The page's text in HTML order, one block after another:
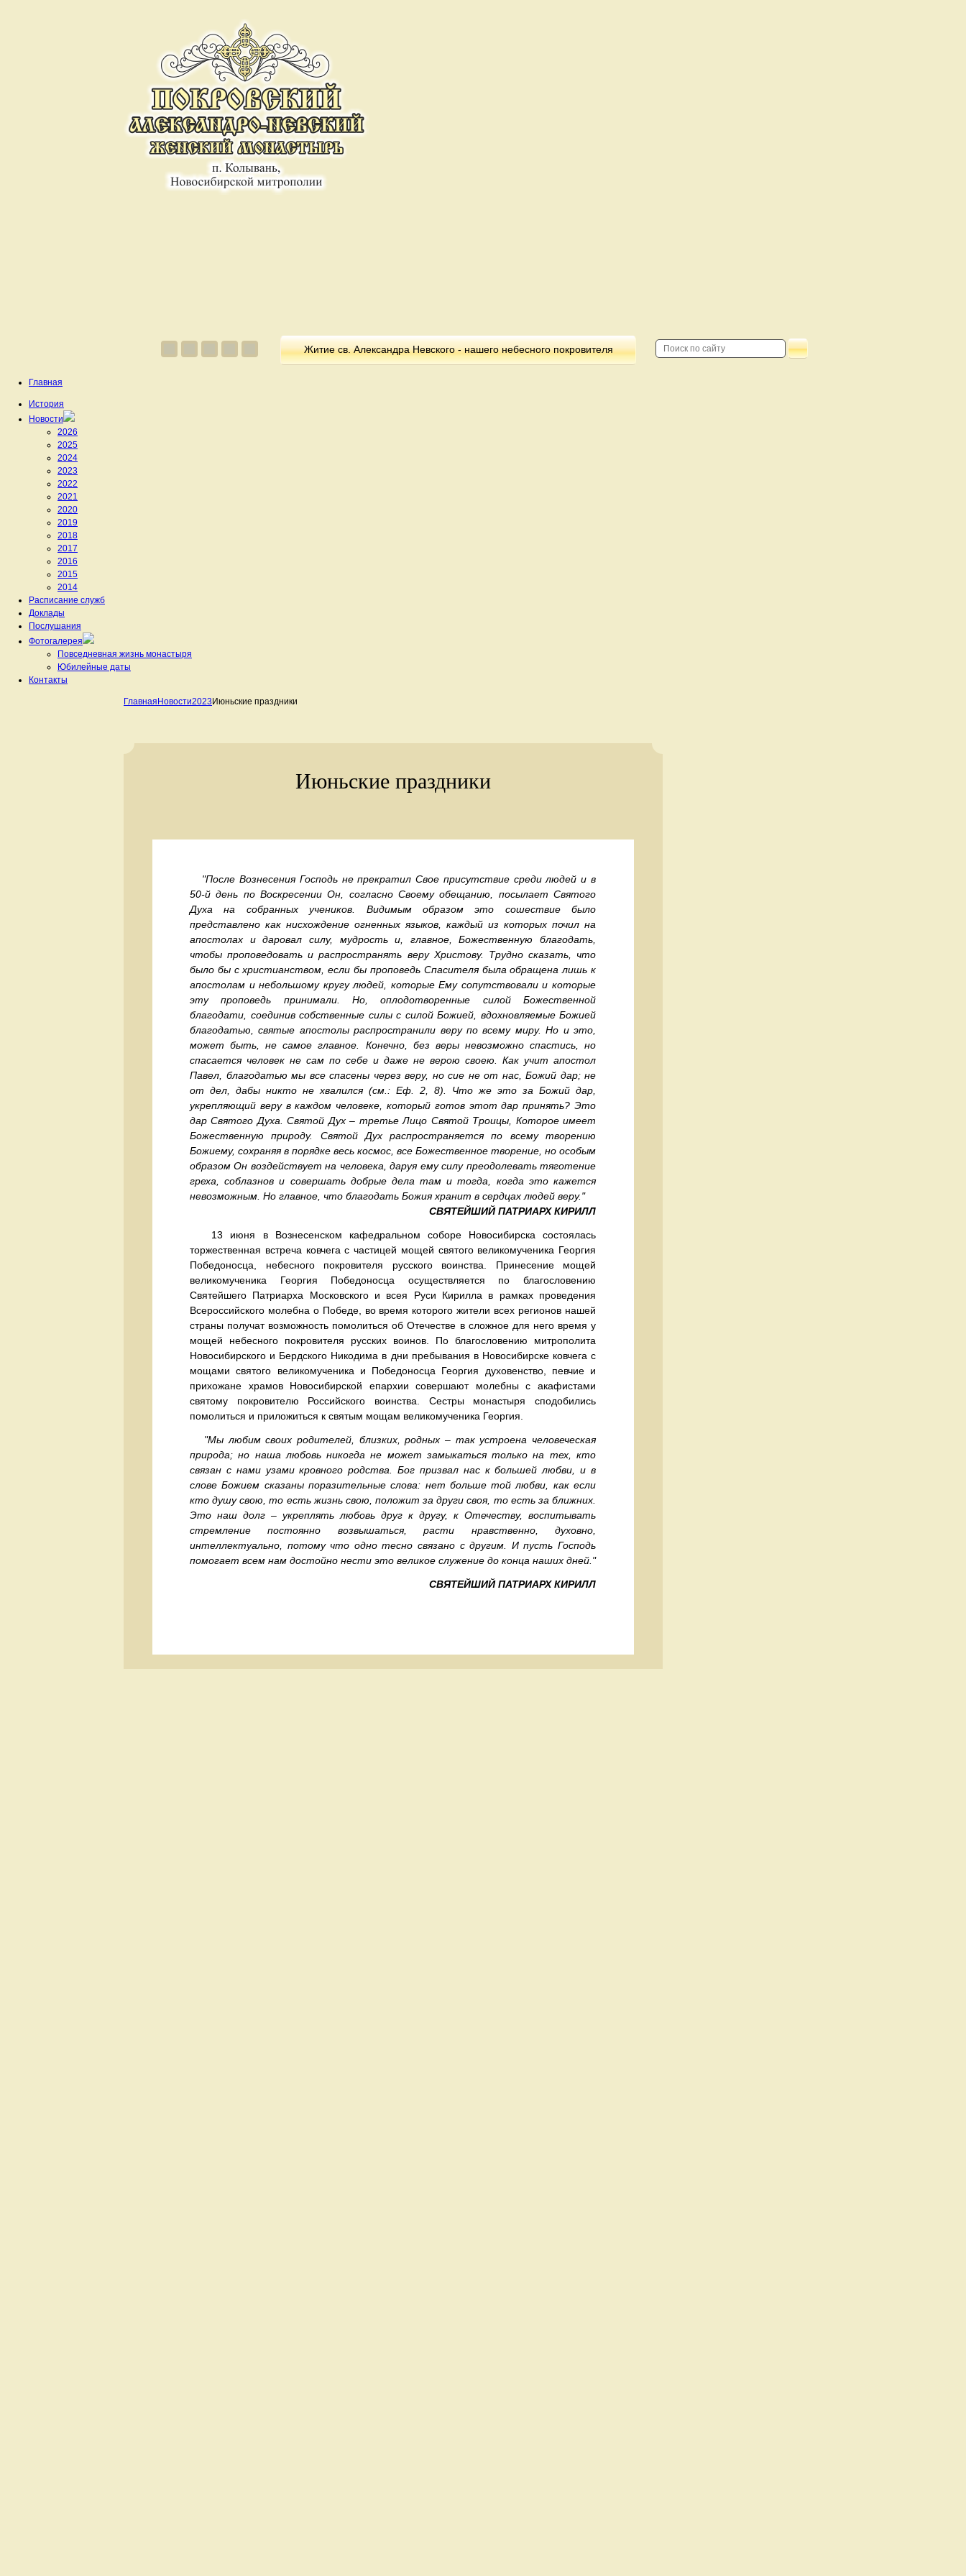
Житие св. Александра Невского - нашего небесного покровителя
Главная
История
Новости
2026
2025
2024
2023
2022
2021
2020
2019
2018
2017
2016
2015
2014
Расписание служб
Доклады
Послушания
Фотогалерея
Повседневная жизнь монастыря
Юбилейные даты
Контакты
Главная Новости2023 Июньские праздники
Июньские праздники
"После Вознесения Господь не прекратил Свое присутствие среди людей и в
50-й день по Воскресении Он, согласно Своему обещанию, посылает Святого
Духа на собранных учеников. Видимым образом это сошествие было
представлено как нисхождение огненных языков, каждый из которых почил на
апостолах и даровал силу, мудрость и, главное, Божественную благодать,
чтобы проповедовать и распространять веру Христову. Трудно сказать, что
было бы с христианством, если бы проповедь Спасителя была обращена лишь к
апостолам и небольшому кругу людей, которые Ему сопутствовали и которые
эту проповедь принимали. Но, оплодотворенные силой Божественной
благодати, соединив собственные силы с силой Божией, вдохновляемые Божией
благодатью, святые апостолы распространили веру по всему миру. Но и это,
может быть, не самое главное. Конечно, без веры невозможно спастись, но
спасается человек не сам по себе и даже не верою своею. Как учит апостол
Павел, благодатью мы все спасены через веру, но сие не от нас, Божий дар; не
от дел, дабы никто не хвалился (см.: Еф. 2, 8). Что же это за Божий дар,
укрепляющий веру в каждом человеке, который готов этот дар принять? Это
дар Святого Духа. Святой Дух – третье Лицо Святой Троицы, Которое имеет
Божественную природу. Святой Дух распространяется по всему творению
Божиему, сохраняя в порядке весь космос, все Божественное творение, но особым
образом Он воздействует на человека, даруя ему силу преодолевать тяготение
греха, соблазнов и совершать добрые дела там и тогда, когда это кажется
невозможным. Но главное, что благодать Божия хранит в сердцах людей веру."
СВЯТЕЙШИЙ ПАТРИАРХ КИРИЛЛ
13 июня в Вознесенском кафедральном соборе Новосибирска состоялась
торжественная встреча ковчега с частицей мощей святого великомученика Георгия
Победоносца, небесного покровителя русского воинства. Принесение мощей
великомученика Георгия Победоносца осуществляется по благословению
Святейшего Патриарха Московского и всея Руси Кирилла в рамках проведения
Всероссийского молебна о Победе, во время которого жители всех регионов нашей
страны получат возможность помолиться об Отечестве в сложное для него время у
мощей небесного покровителя русских воинов. По благословению митрополита
Новосибирского и Бердского Никодима в дни пребывания в Новосибирске ковчега с
мощами святого великомученика и Победоносца Георгия духовенство, певчие и
прихожане храмов Новосибирской епархии совершают молебны с акафистами
святому покровителю Российского воинства. Сестры монастыря сподобились
помолиться и приложиться к святым мощам великомученика Георгия.
"Мы любим своих родителей, близких, родных – так устроена человеческая
природа; но наша любовь никогда не может замыкаться только на тех, кто
связан с нами узами кровного родства. Бог призвал нас к большей любви, и в
слове Божием сказаны поразительные слова: нет больше той любви, как если
кто душу свою, то есть жизнь свою, положит за други своя, то есть за ближних.
Это наш долг – укреплять любовь друг к другу, к Отечеству, воспитывать
стремление постоянно возвышаться, расти нравственно, духовно,
интеллектуально, потому что одно тесно связано с другим. И пусть Господь
помогает всем нам достойно нести это великое служение до конца наших дней."
СВЯТЕЙШИЙ ПАТРИАРХ КИРИЛЛ